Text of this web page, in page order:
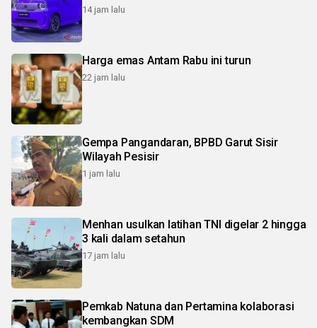
14 jam lalu
Harga emas Antam Rabu ini turun
22 jam lalu
Gempa Pangandaran, BPBD Garut Sisir
Wilayah Pesisir
1 jam lalu
Menhan usulkan latihan TNI digelar 2 hingga
3 kali dalam setahun
17 jam lalu
Pemkab Natuna dan Pertamina kolaborasi
kembangkan SDM